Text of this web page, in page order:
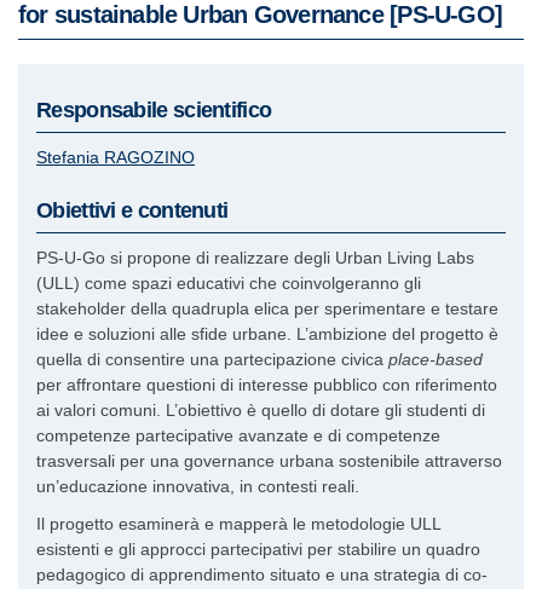
for sustainable Urban Governance [PS-U-GO]
Responsabile scientifico
Stefania RAGOZINO
Obiettivi e contenuti
PS-U-Go si propone di realizzare degli Urban Living Labs
(ULL) come spazi educativi che coinvolgeranno gli
stakeholder della quadrupla elica per sperimentare e testare
idee e soluzioni alle sfide urbane. L’ambizione del progetto è
quella di consentire una partecipazione civica place-based
per affrontare questioni di interesse pubblico con riferimento
ai valori comuni. L’obiettivo è quello di dotare gli studenti di
competenze partecipative avanzate e di competenze
trasversali per una governance urbana sostenibile attraverso
un’educazione innovativa, in contesti reali.
Il progetto esaminerà e mapperà le metodologie ULL
esistenti e gli approcci partecipativi per stabilire un quadro
pedagogico di apprendimento situato e una strategia di co-